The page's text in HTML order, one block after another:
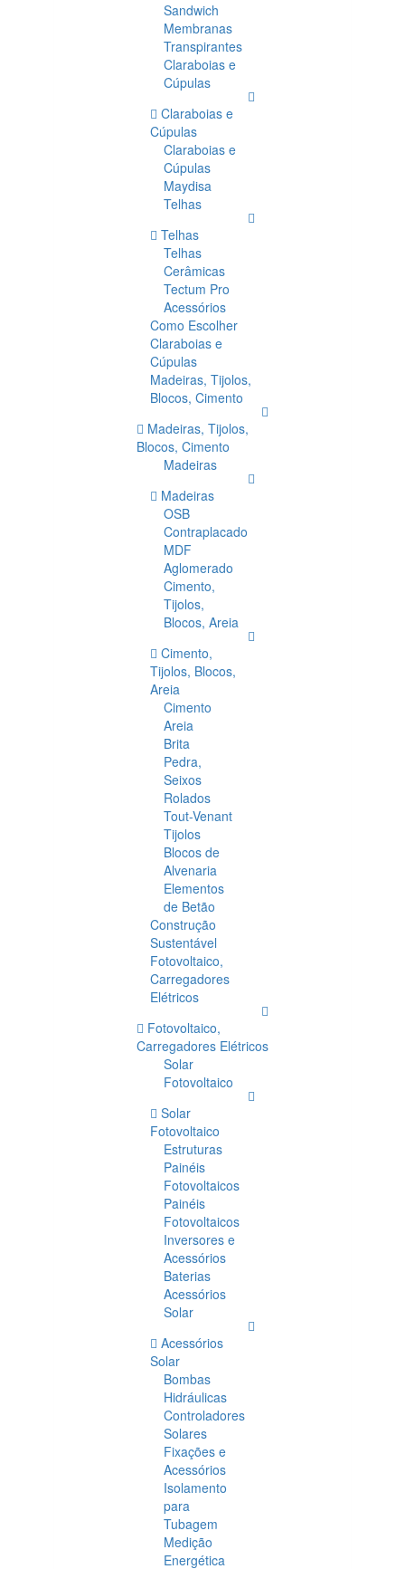
Sandwich
Membranas
Transpirantes
Claraboias e
Cúpulas
Claraboias e
Cúpulas
Claraboias e
Cúpulas
Maydisa
Telhas
Telhas
Telhas
Cerâmicas
Tectum Pro
Acessórios
Como Escolher
Claraboias e
Cúpulas
Madeiras, Tijolos,
Blocos, Cimento
Madeiras, Tijolos,
Blocos, Cimento
Madeiras
Madeiras
OSB
Contraplacado
MDF
Aglomerado
Cimento,
Tijolos,
Blocos, Areia
Cimento,
Tijolos, Blocos,
Areia
Cimento
Areia
Brita
Pedra,
Seixos
Rolados
Tout-Venant
Tijolos
Blocos de
Alvenaria
Elementos
de Betão
Construção
Sustentável
Fotovoltaico,
Carregadores
Elétricos
Fotovoltaico,
Carregadores Elétricos
Solar
Fotovoltaico
Solar
Fotovoltaico
Estruturas
Painéis
Fotovoltaicos
Painéis
Fotovoltaicos
Inversores e
Acessórios
Baterias
Acessórios
Solar
Acessórios
Solar
Bombas
Hidráulicas
Controladores
Solares
Fixações e
Acessórios
Isolamento
para
Tubagem
Medição
Energética